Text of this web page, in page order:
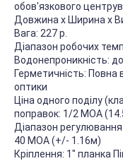
обов'язкового
Довжина х Ширина х
Вага: 227 р.
Діапазон робочих
Водонепроникність:
Герметичність: Повна
оптики
Ціна одного поділу
поправок: 1/2 МОА
Діапазон
40 МОА (+/- 1.16м)
Кріплення: 1" планка